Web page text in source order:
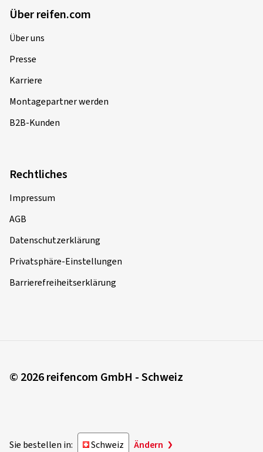
Über reifen.com
Über uns
Presse
Karriere
Montagepartner werden
B2B-Kunden
Rechtliches
Impressum
AGB
Datenschutzerklärung
Privatsphäre-Einstellungen
Barrierefreiheitserklärung
© 2026 reifencom GmbH - Schweiz
Sie bestellen in: Schweiz Ändern